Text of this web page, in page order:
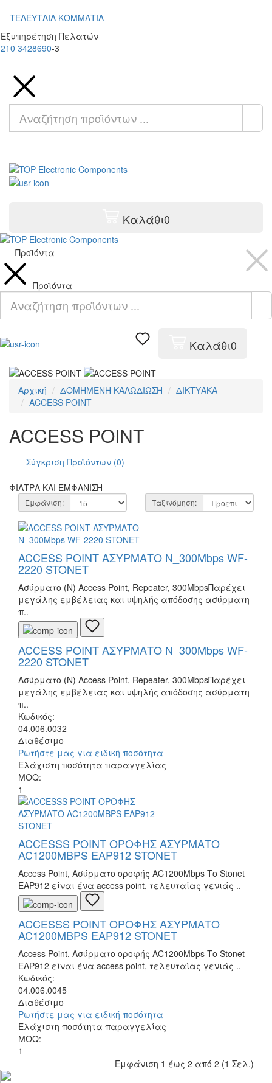
ΤΕΛΕΥΤΑΙΑ ΚΟΜΜΑΤΙΑ
Εξυπηρέτηση Πελατών
210 3428690-3
Καλάθι0
Προϊόντα
Προϊόντα
Καλάθι0
Αρχική ΔΟΜΗΜΕΝΗ ΚΑΛΩΔΙΩΣΗ
ΔΙΚΤΥΑΚΑ
ACCESS POINT
ACCESS POINT
Σύγκριση Προϊόντων (0)
ΦΙΛΤΡΑ ΚΑΙ ΕΜΦΑΝΙΣΗ
Ταξινόμηση:
Εμφάνιση:
ACCESS POINT ΑΣΥΡΜΑΤΟ N_300Mbps WF-
2220 STONET
Ασύρματο (N) Access Point, Repeater, 300MbpsΠαρέχει
μεγάλης εμβέλειας και υψηλής απόδοσης ασύρματη
π..
ACCESS POINT ΑΣΥΡΜΑΤΟ N_300Mbps WF-
2220 STONET
Ασύρματο (N) Access Point, Repeater, 300MbpsΠαρέχει
μεγάλης εμβέλειας και υψηλής απόδοσης ασύρματη
π..
Κωδικός:
04.006.0032
Διαθέσιμο
Ρωτήστε μας για ειδική ποσότητα
Ελάχιστη ποσότητα παραγγελίας
MOQ:
1
ACCESSS POINT ΟΡΟΦΗΣ ΑΣΥΡΜΑΤΟ
AC1200MBPS EAP912 STONET
Access Point, Ασύρματο οροφής AC1200Mbps Το Stonet
EAP912 είναι ένα access point, τελευταίας γενιάς ..
ACCESSS POINT ΟΡΟΦΗΣ ΑΣΥΡΜΑΤΟ
AC1200MBPS EAP912 STONET
Access Point, Ασύρματο οροφής AC1200Mbps Το Stonet
EAP912 είναι ένα access point, τελευταίας γενιάς ..
Κωδικός:
04.006.0045
Διαθέσιμο
Ρωτήστε μας για ειδική ποσότητα
Ελάχιστη ποσότητα παραγγελίας
MOQ:
1
Εμφάνιση 1 έως 2 από 2 (1 Σελ.)